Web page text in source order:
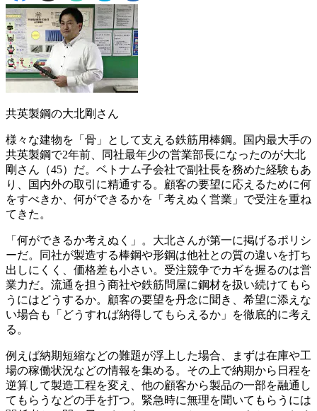
共英製鋼の大北剛さん
様々な建物を「骨」として支える鉄筋用棒鋼。国内最大手の
共英製鋼で2年前、同社最年少の営業部長になったのが大北
剛さん（45）だ。ベトナム子会社で副社長を務めた経験もあ
り、国内外の取引に精通する。顧客の要望に応えるために何
をすべきか、何ができるかを「考えぬく営業」で受注を重ね
てきた。
「何ができるか考えぬく」。大北さんが第一に掲げるポリシ
ーだ。同社が製造する棒鋼や形鋼は他社との質の違いを打ち
出しにくく、価格差も小さい。受注競争でカギを握るのは営
業力だ。流通を担う商社や鉄筋問屋に鋼材を扱い続けてもら
うにはどうするか。顧客の要望を丹念に聞き、希望に添えな
い場合も「どうすれば納得してもらえるか」を徹底的に考え
る。
例えば納期短縮などの難題が浮上した場合、まずは在庫や工
場の稼働状況などの情報を集める。その上で納期から日程を
逆算して製造工程を変え、他の顧客から製品の一部を融通し
てもらうなどの手を打つ。緊急時に無理を聞いてもらうには